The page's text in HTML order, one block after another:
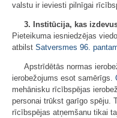
valstu ir ieviesti pilnīgai
3. Institūcija, kas
Pieteikuma iesniedzējas
atbilst Satversmes 96.
Apstrīdētās normas
ierobežojums esot samērīgs.
mehānisku rīcībspējas
personai trūkst garīgo spēju.
rīcībspējas atņemšanu tikai